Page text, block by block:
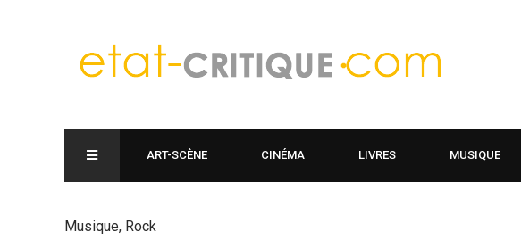
ART-SCÈNE CINÉMA LIVRES MUSIQUE
Musique, Rock